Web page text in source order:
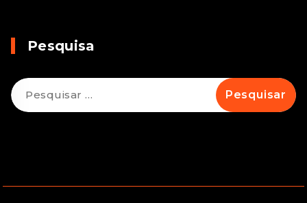
Pesquisa
Pesquisar
por: